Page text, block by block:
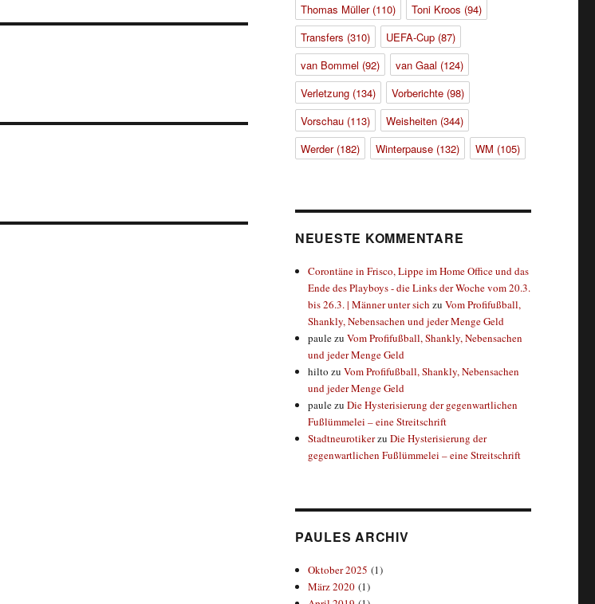
Thomas Müller(110) Toni Kroos (94)
Transfers (310) UEFA-Cup(87)
van Bommel (92) van Gaal (124)
Verletzung(134) Vorberichte(98)
Vorschau(113) Weisheiten(344)
Werder(182) Winterpause(132) WM (105)
NEUESTE KOMMENTARE
Corontäne in Frisco, Lippe im Home Office und das
Ende des Playboys - die Links der Woche vom 20.3.
bis 26.3. | Männer unter sich zuVom Profifußball,
Shankly, Nebensachen und jeder Menge Geld
paulezuVom Profifußball, Shankly, Nebensachen
und jeder Menge Geld
hilto zuVom Profifußball, Shankly, Nebensachen
und jeder Menge Geld
paulezuDie Hysterisierung der gegenwartlichen
Fußlümmelei – eine Streitschrift
StadtneurotikerzuDie Hysterisierung der
gegenwartlichen Fußlümmelei – eine Streitschrift
PAULES ARCHIV
Oktober 2025 (1)
März 2020 (1)